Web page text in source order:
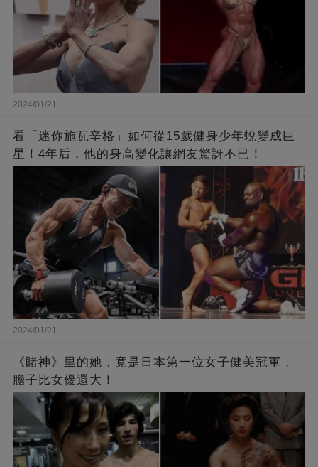
2024/01/21
看「迷你施瓦辛格」如何從15歲健身少年蛻變成巨
星！4年后，他的身高變化讓網友驚訝不已！
2024/01/21
《賭神》里的她，竟是日本第一位女子健美冠軍，
膽子比女優還大！